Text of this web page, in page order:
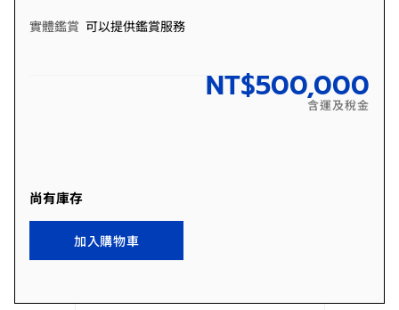
實體鑑賞 可以提供鑑賞服務
NT$500,000
含運及稅金
尚有庫存
加入購物車